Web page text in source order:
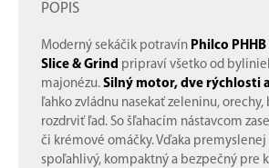
POPIS
Moderný sekáčik potravín Philco PHHB
Slice & Grind pripraví všetko od
majonézu. Silný motor, dve rýchlosti
ľahko zvládnu nasekať zeleninu,
rozdrviť ľad. So šľahacím nástavcom
či krémové omáčky. Vďaka
spoľahlivý, kompaktný a bezpečný pre